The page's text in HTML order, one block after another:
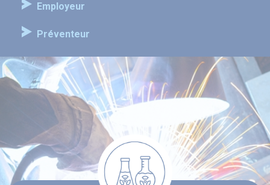
Employeur
Préventeur